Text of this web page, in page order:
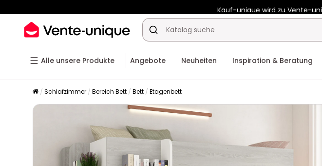
Kauf-unique wird zu Vente-
-10% ab €400 mitHEAT10auf Vente-
Alle unsere Produkte Angebote Neuheiten Inspiration & Beratung
Schlafzimmer Bereich Bett Bett Etagenbett